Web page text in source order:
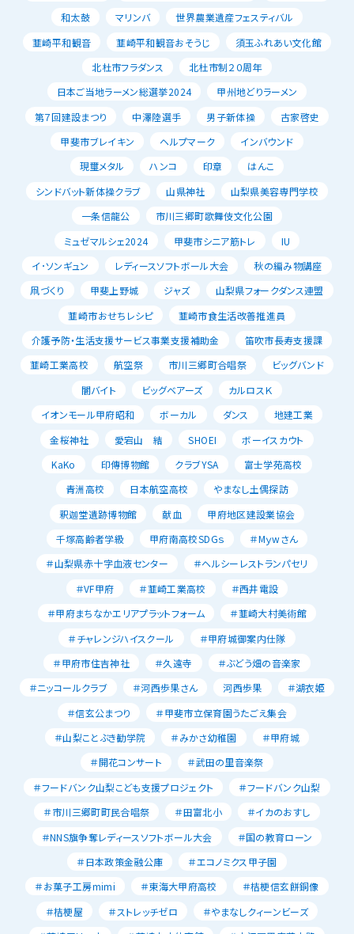
和太鼓
マリンバ
世界農業遺産フェスティバル
韮崎平和観音
韮崎平和観音おそうじ
須玉ふれあい文化館
北杜市フラダンス
北杜市制２０周年
日本ご当地ラーメン総選挙2024
甲州地どりラーメン
第７回建設まつり
中澤陸選手 男子新体操
古家啓史
甲斐市ブレイキン
ヘルプマーク
インバウンド
現璽メタル
ハンコ 印章
はんこ
シンドバット新体操クラブ
山県神社
山梨県美容専門学校
一条信龍公
市川三郷町歌舞伎文化公園
ミュゼマルシェ2024
甲斐市シニア筋トレ
IU
イ･ソンギュン
レディースソフトボール大会
秋の編み物講座
凧づくり
甲斐上野城 ジャズ
山梨県フォークダンス連盟
韮崎市おせちレシピ
韮崎市食生活改善推進員
介護予防・生活支援サービス事業支援補助金
笛吹市長寿支援課
韮崎工業高校
航空祭 市川三郷町合唱祭
ビッグバンド
闇バイト
ビッグベアーズ
カルロスＫ
イオンモール甲府昭和
ボーカル ダンス
地建工業
金桜神社
愛宕山 結 SHOEI
ボーイスカウト
KaKo
印傳博物館 クラブYSA
富士学苑高校
青洲高校
日本航空高校
やまなし土偶探訪
釈迦堂遺跡博物館
献血
甲府地区建設業協会
千塚高齢者学級
甲府南高校SDGｓ
＃Mｙwさん
＃山梨県赤十字血液センター
＃ヘルシーレストランパセリ
＃VF甲府
＃韮崎工業高校
＃西井電設
＃甲府まちなかエリアプラットフォーム
＃韮崎大村美術館
＃チャレンジハイスクール
＃甲府城御案内仕隊
＃甲府市住吉神社
＃久遠寺
＃ぶどう畑の音楽家
＃ニッコールクラブ
＃河西歩果さん 河西歩果
＃湖衣姫
＃信玄公まつり
＃甲斐市立保育園うたごえ集会
＃山梨ことぶき勧学院
＃みかさ幼稚園
＃甲府城
＃開花コンサート
＃武田の里音楽祭
＃フードバンク山梨こども支援プロジェクト
＃フードバンク山梨
＃市川三郷町町民合唱祭
＃田富北小
＃イカのおすし
＃NNS旗争奪レディースソフトボール大会
＃国の教育ローン
＃日本政策金融公庫
＃エコノミクス甲子園
＃お菓子工房mimi
＃東海大甲府高校
＃桔梗信玄餅銅像
＃桔梗屋
＃ストレッチゼロ
＃やまなしクィーンビーズ